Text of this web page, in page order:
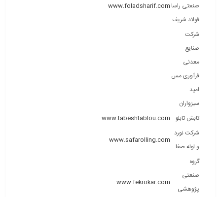
صنعتی راسا
فولاد شریف
www.foladsharif.com
شرکت
صنایع
معدنی
فرآوری مس
امید
سبزواران
تابش تابلو
www.tabeshtablou.com
شرکت نورد
و لوله صفا
www.safarolling.com
گروه
صنعتی
پژوهشی
www.fekrokar.com